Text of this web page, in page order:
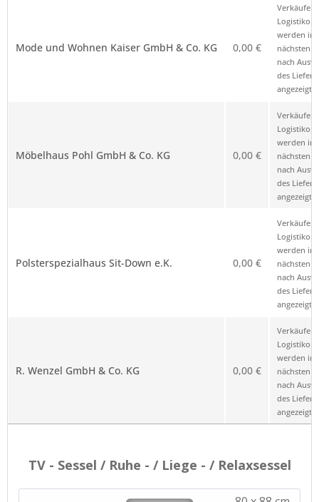
Mode und Wohnen Kaiser GmbH & Co. KG 0,00 €
Verkäufer
werden im
nächsten
nach
des
angezeigt.
Möbelhaus Pohl GmbH & Co. KG 0,00 €
Verkäufer
werden im
nächsten
nach
des
angezeigt.
Polsterspezialhaus Sit-Down e.K. 0,00 €
Verkäufer
werden im
nächsten
nach
des
angezeigt.
R. Wenzel GmbH & Co. KG 0,00 €
Verkäufer
werden im
nächsten
nach
des
angezeigt.